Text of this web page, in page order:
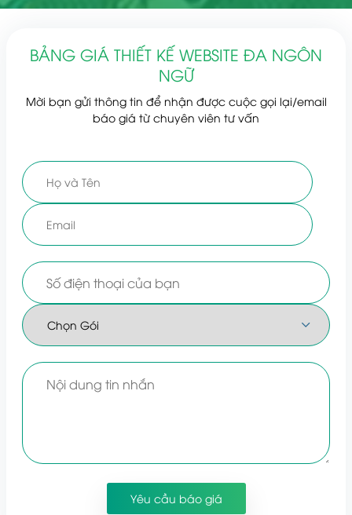
BẢNG GIÁ THIẾT KẾ WEBSITE ĐA NGÔN
NGỮ
Mời bạn gửi thông tin để nhận được cuộc gọi lại/email
báo giá từ chuyên viên tư vấn